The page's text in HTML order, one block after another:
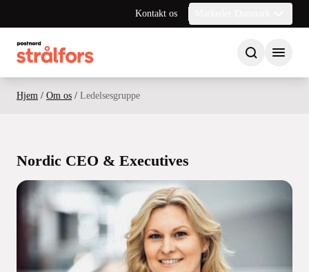
Kontakt os
Hjem / Om os / Ledelsesgruppe
Nordic CEO & Executives